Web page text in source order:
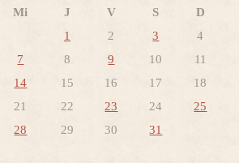
Mi J V S
D
1
2 3
4
7 8 9 10
11
14 15 16 17
18
21 22 23 24
25
28 29 30 31